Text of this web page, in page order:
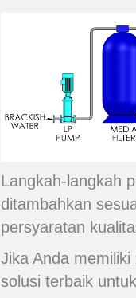
Langkah-langkah
ditambahkan
persyaratan
Jika Anda
solusi terbaik